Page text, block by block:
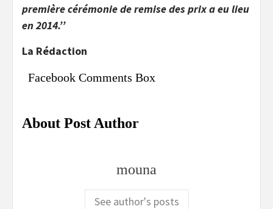
première cérémonie de remise des prix a eu lieu
en 2014.’’
La Rédaction
Facebook Comments Box
About Post Author
mouna
See author's posts